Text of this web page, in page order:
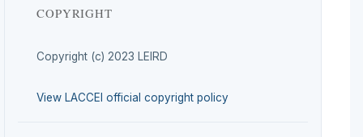
COPYRIGHT
Copyright (c) 2023 LEIRD
View LACCEI official copyright policy